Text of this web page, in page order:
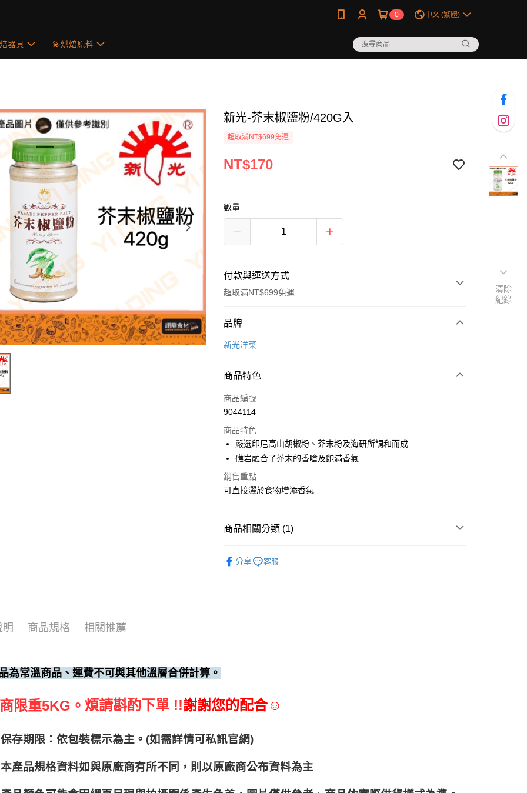
0 中文 (繁體)
器具 💫烘焙原料
新光-芥末椒鹽粉/420G入
超取滿NT$699免運
NT$170
數量
付款與運送方式
超取滿NT$699免運
付款方式
信用卡一次付款
運送方式
• 付款後全家取貨
每筆NT$60，滿NT$699(含以上)免運費
• 付款後7-11取貨
每筆NT$60，滿NT$699(含以上)免運費
品牌
新光洋菜
商品特色
商品編號
9044114
商品特色
嚴選印尼高山胡椒粉、芥末粉及海研所調和而成
礁岩融合了芥末的香嗆及飽滿香氣
銷售重點
可直接灑於食物增添香氣
商品相關分類 (1)
分享
客服
明 商品規格 相關推薦
為常溫商品、運費不可與其他溫層合併計算。
限重5KG。 煩請斟酌下單 !!謝謝您的配合☺
保存期限：依包裝標示為主。(如需詳情可私訊官網)
本產品規格資料如與原廠商有所不同，則以原廠商公布資料為主
清除
紀錄